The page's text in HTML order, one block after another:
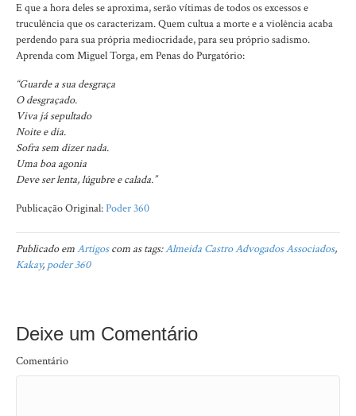
E que a hora deles se aproxima, serão vítimas de todos os excessos e
truculência que os caracterizam. Quem cultua a morte e a violência acaba
perdendo para sua própria mediocridade, para seu próprio sadismo.
Aprenda com Miguel Torga, em Penas do Purgatório:
“Guarde a sua desgraça
O desgraçado.
Viva já sepultado
Noite e dia.
Sofra sem dizer nada.
Uma boa agonia
Deve ser lenta, lúgubre e calada.”
Publicação Original:Poder 360
Publicado emArtigoscom as tags:Almeida Castro Advogados Associados,
Kakay, poder 360
Deixe um Comentário
Comentário